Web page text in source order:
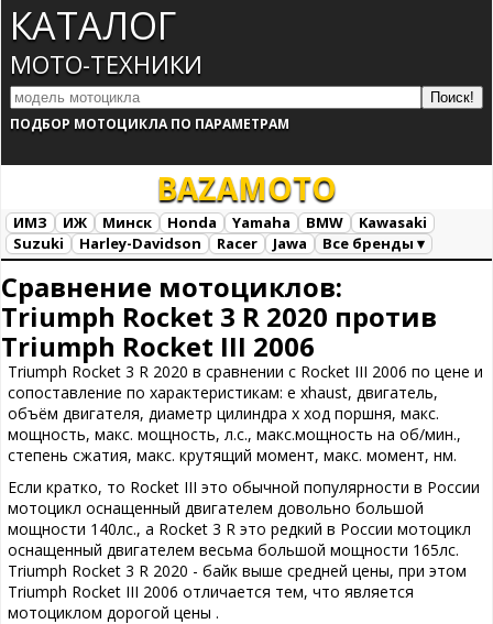
КАТАЛОГ
МОТО-ТЕХНИКИ
ПОДБОР МОТОЦИКЛА ПО ПАРАМЕТРАМ
BAZAMOTO
ИМЗ ИЖ Минск Honda Yamaha BMW
Kawasaki
Suzuki
Harley-Davidson Racer Jawa
Все бренды ▾
Сравнение мотоциклов:
Triumph Rocket 3 R 2020 против
Triumph Rocket III 2006
Triumph Rocket 3 R 2020 в сравнении с Rocket III 2006 по цене и
сопоставление по характеристикам: e xhaust, двигатель,
объём двигателя, диаметр цилиндра х ход поршня, макс.
мощность, макс. мощность, л.с., макс.мощность на об/мин.,
степень сжатия, макс. крутящий момент, макс. момент, нм.
Если кратко, то Rocket III это обычной популярности в России
мотоцикл оснащенный двигателем довольно большой
мощности 140лс., а Rocket 3 R это редкий в России мотоцикл
оснащенный двигателем весьма большой мощности 165лс.
Triumph Rocket 3 R 2020 - байк выше средней цены, при этом
Triumph Rocket III 2006 отличается тем, что является
мотоциклом дорогой цены .